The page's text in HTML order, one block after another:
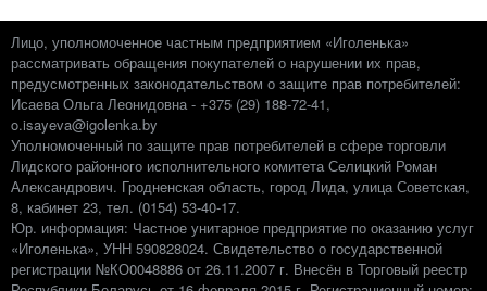
Лицо, уполномоченное частным предприятием «Иголенька»
рассматривать обращения покупателей о нарушении их прав,
предусмотренных законодательством о защите прав потребителей:
Исаева Ольга Леонидовна - +375 (29) 188-72-41,
o.isayeva@igolenka.by
Уполномоченный по защите прав потребителей в сфере торговли
Лидского районного исполнительного комитета Селицкий Роман
Александрович. Гродненская область, город Лида, улица Советская,
8, кабинет 23, тел. (0154) 53-40-17.
Юр. информация: Частное унитарное предприятие по оказанию услуг
«Иголенька», УНН 590828024. Свидетельство о государственной
регистрации №КО0048886 от 26.11.2007 г. Внесён в Торговый реестр